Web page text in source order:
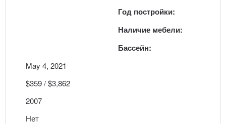
Год постройки:
Наличие мебели:
Бассейн:
May 4, 2021
$359 / $3,862
2007
Нет